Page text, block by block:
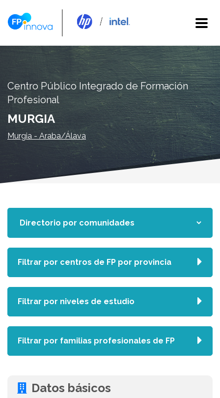
Centro Público Integrado de Formación
Profesional
MURGIA
Murgia - Araba/Álava
Datos básicos
Filtrar por centros de FP por provincia
Filtrar por niveles de estudio
Filtrar por familias profesionales de FP